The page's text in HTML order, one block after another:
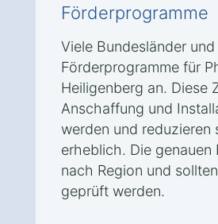
Förderprogramme
Viele Bundesländer
Förderprogramme für
Heiligenberg an. Diese
Anschaffung und
werden und
erheblich. Die
nach Region und
geprüft werden.